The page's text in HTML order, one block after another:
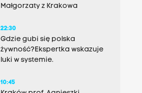
Małgorzaty z Krakowa
22:30
Gdzie gubi się polska
żywność?Ekspertka wskazuje
luki w systemie.
10:45